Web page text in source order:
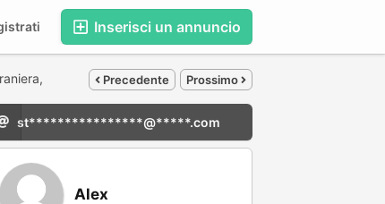
Inserisci un annuncio
Precedente Prossimo
st****************@*****.com
Alex